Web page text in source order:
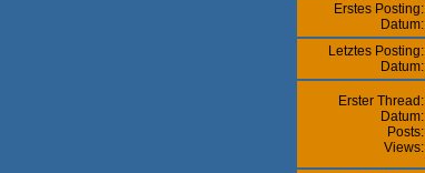
Erstes Posting:
Datum:
Letztes Posting:
Datum:
Erster Thread:
Datum:
Posts:
Views: